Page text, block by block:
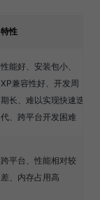
特性
性能好、安装包小、
XP兼容性好、开发周
期长、难以实现快速迭
代、跨平台开发困难
跨平台、性能相对较
差、内存占用高